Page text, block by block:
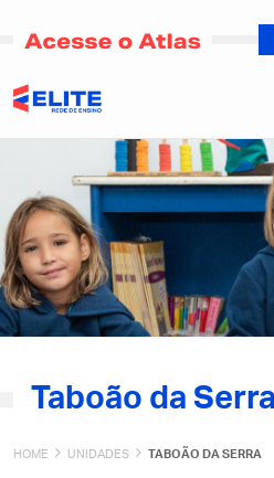
Taboão da Serra
HOME UNIDADES TABOÃO DA SERRA